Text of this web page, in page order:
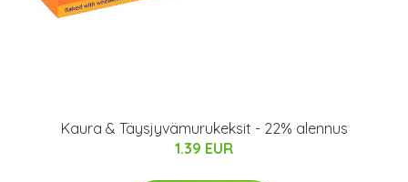
Kaura & Täysjyvämurukeksit - 22% alennus
1.39 EUR